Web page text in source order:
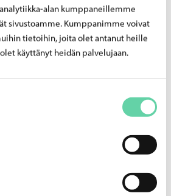
alan kumppaneillemme
sivustoamme. Kumppanimme voivat
tietoihin, joita olet antanut heille
käyttänyt heidän palvelujaan.